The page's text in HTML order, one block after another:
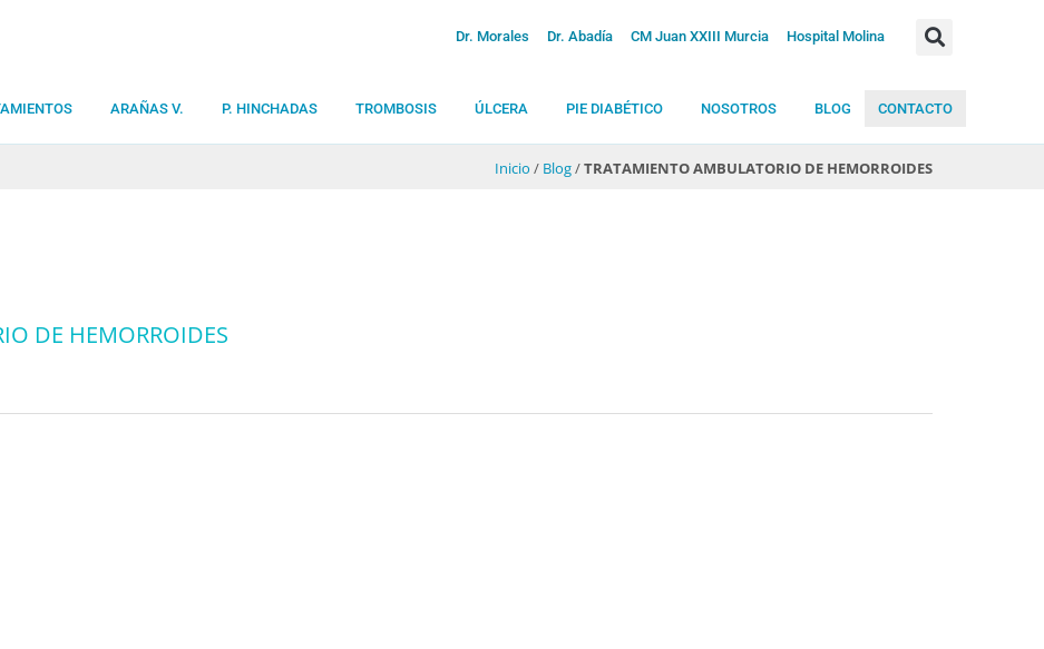
Dr. Morales Dr. Abadía CM Juan XXIII Murcia Hospital Molina
ARAÑAS V. P. HINCHADAS TROMBOSIS ÚLCERA PIE DIABÉTICO NOSOTROS BLOG CONTACTO
Inicio / Blog/TRATAMIENTO AMBULATORIO DE HEMORROIDES
DE HEMORROIDES